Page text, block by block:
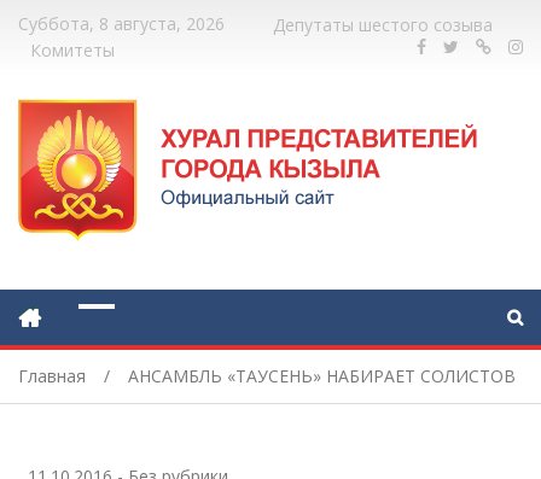
Суббота, 8 августа, 2026
Депутаты шестого созыва
Комитеты
Главная АНСАМБЛЬ «ТАУСЕНЬ» НАБИРАЕТ СОЛИСТОВ